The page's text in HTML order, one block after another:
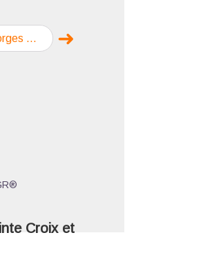
3 ➜Étape suivante
Croix et